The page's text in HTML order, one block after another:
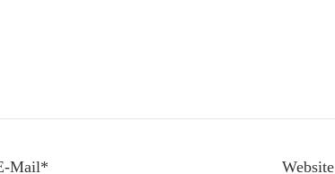
Mail* Website